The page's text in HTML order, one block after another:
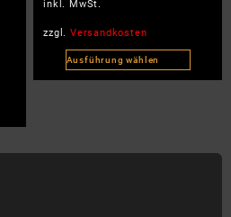
inkl. MwSt.
zzgl.Versandkosten
Ausführung wählen
Dieses
Varianten